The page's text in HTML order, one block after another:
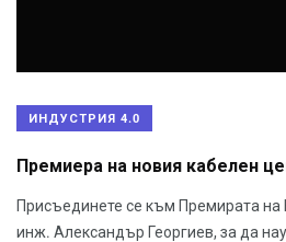
ИНДУСТРИЯ 4.0
Премиера на новия кабелен
Присъединете се към Премирата
инж. Александър Георгиев, за да